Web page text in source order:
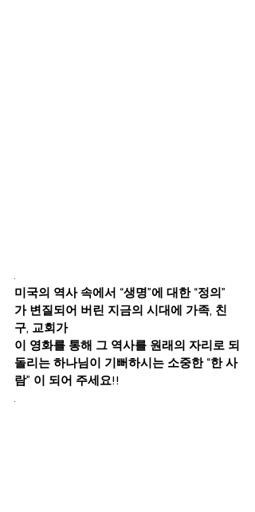
.
미국의 역사 속에서 “생명”에 대한 “정의”
가 변질되어 버린 지금의 시대에 가족, 친
구, 교회가
이 영화를 통해 그 역사를 원래의 자리로 되
돌리는 하나님이 기뻐하시는 소중한 “한 사
람” 이 되어 주세요!!
.